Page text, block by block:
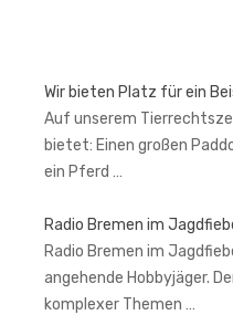
Wir bieten Platz für ein
Auf unserem
bietet: Einen großen
ein Pferd …
Radio Bremen im
Radio Bremen im
angehende Hobbyjäger.
komplexer Themen …